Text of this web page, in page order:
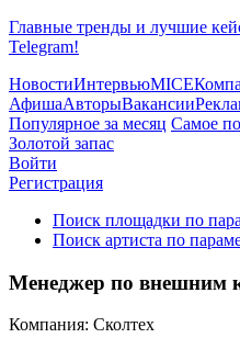
Главные тренды и лучшие
Telegram!
НовостиИнтервьюMICE
АфишаАвторыВакансии
Популярное за месяц Самое
Золотой запас
Войти
Регистрация
Поиск площадки по
Поиск артиста по
Менеджер по внешним
Компания: Сколтех